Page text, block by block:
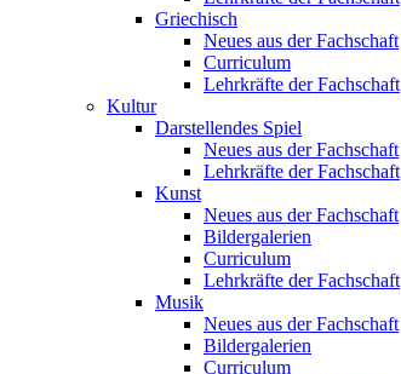
Griechisch
Neues aus der Fachschaft
Curriculum
Lehrkräfte der Fachschaft
Kultur
Darstellendes Spiel
Neues aus der Fachschaft
Lehrkräfte der Fachschaft
Kunst
Neues aus der Fachschaft
Bildergalerien
Curriculum
Lehrkräfte der Fachschaft
Musik
Neues aus der Fachschaft
Bildergalerien
Curriculum